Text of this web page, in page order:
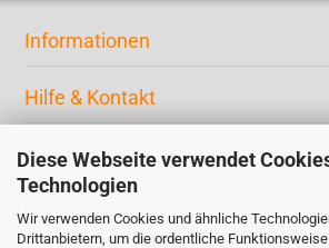
Diese Webseite verwendet
Technologien
Wir verwenden Cookies und ähnliche
Drittanbietern, um die ordentliche
Informationen
Hilfe & Kontakt
Ihr Konto
Kontaktdaten